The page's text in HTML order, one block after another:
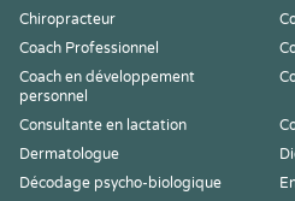
Chiropracteur
Coach Professionnel
Coach en développement
personnel
Consultante en lactation
Dermatologue
Décodage psycho-biologique